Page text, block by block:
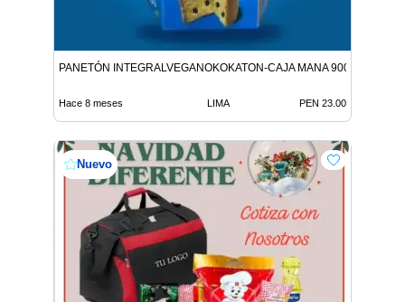
PANETÓN INTEGRALVEGANOKOKATON-CAJA MANA 900G
Hace 8 meses LIMA PEN 23.00
Nuevo